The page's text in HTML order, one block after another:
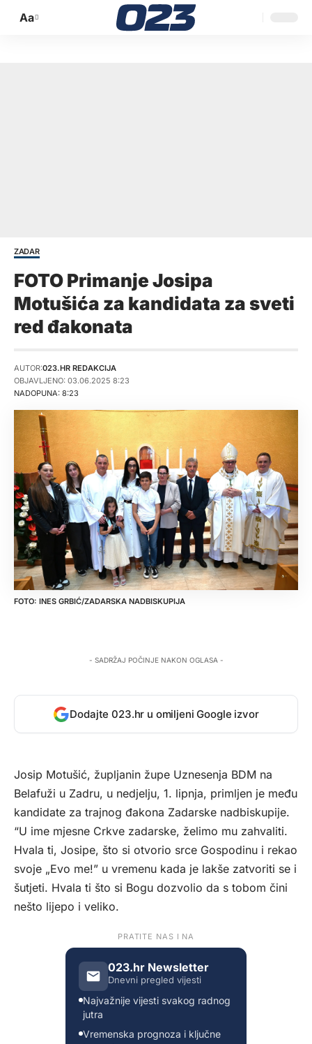
Promijeni
Aa
ZADAR
FOTO Primanje Josipa
Motušića za kandidata za sveti
red đakonata
NADOPUNA: 8:23
AUTOR:023.HR REDAKCIJA
OBJAVLJENO: 03.06.2025 8:23
INES GRBIĆ/ZADARSKA NADBISKUPIJA
- SADRŽAJ POČINJE NAKON OGLASA -
Dodajte 023.hr u omiljeni Google izvor
Josip Motušić, župljanin župe Uznesenja BDM na
Belafuži u Zadru, u nedjelju, 1. lipnja, primljen je među
kandidate za trajnog đakona Zadarske nadbiskupije.
“U ime mjesne Crkve zadarske, želimo mu zahvaliti.
Hvala ti, Josipe, što si otvorio srce Gospodinu i rekao
svoje „Evo me!” u vremenu kada je lakše zatvoriti se i
šutjeti. Hvala ti što si Bogu dozvolio da s tobom čini
nešto lijepo i veliko.
PRATITE NAS I NA
023.hr Newsletter
Dnevni pregled vijesti
Najvažnije vijesti svakog radnog
jutra
Vremenska prognoza i ključne